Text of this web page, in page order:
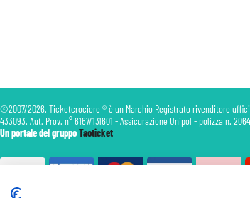
©2007/2026. Ticketcrociere ® è un Marchio Registrato rivenditore
433093. Aut. Prov. n° 6167/131601 - Assicurazione Unipol - polizza n.
Un portale del gruppoTaoticket